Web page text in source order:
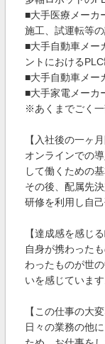
■大手医療メーカ
施工、試運転等
■大手自動車メー
ントにおける
■大手自動車メー
■大手家電メーカ
※あくまでごく
【入社後の一ヶ月
オンラインでの
して働くための
その後、配属先
研修を利用し自
【達成感を感じる
自身が携わった
わったものが世
いを感じています
【この仕事の大
日々の業務の他